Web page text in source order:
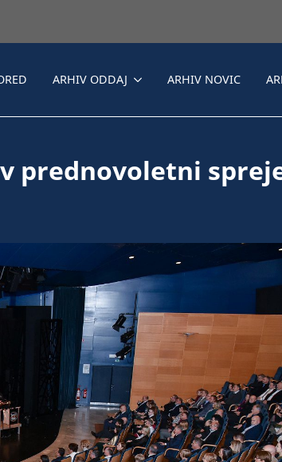
ARHIV ODDAJ ARHIV NOVIC
prednovoletni